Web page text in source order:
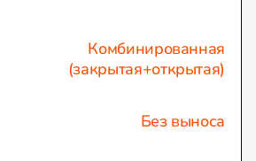
Комбинированная
(закрытая+открытая)
Без выноса